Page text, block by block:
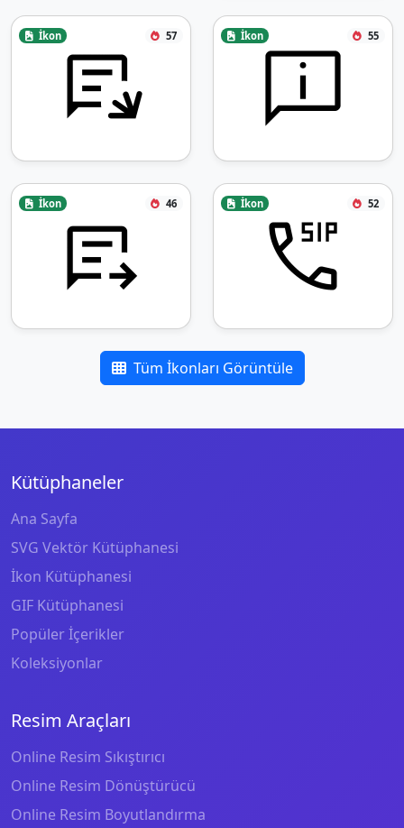
İkon 57 İkon 55
İkon 46 İkon 52
Tüm İkonları Görüntüle
Kütüphaneler
Ana Sayfa
SVG Vektör Kütüphanesi
İkon Kütüphanesi
GIF Kütüphanesi
Popüler İçerikler
Koleksiyonlar
Resim Araçları
Online Resim Sıkıştırıcı
Online Resim Dönüştürücü
Online Resim Boyutlandırma